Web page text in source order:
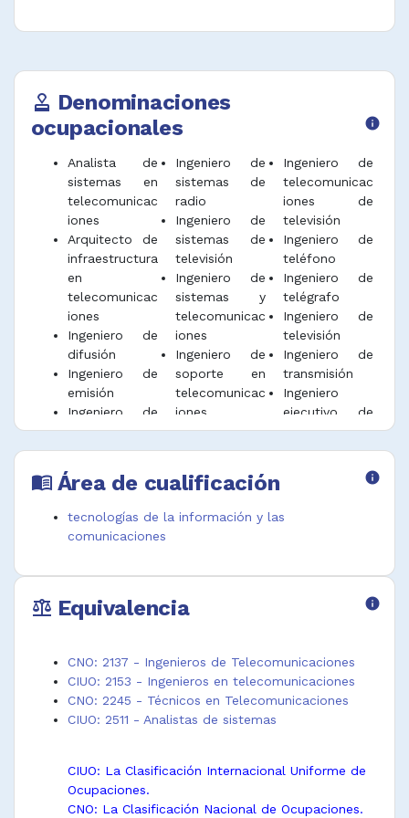
Dirigir y supervisar la interpretación de
diseños, planos, procedimientos y manuales
requeridos en la implementación de redes de
Desempeñar funciones afines.
approval Denominaciones
ocupacionales
info
Analista de
sistemas en
telecomunicac
iones
Arquitecto de
infraestructura
en
telecomunicac
iones
Ingeniero de
difusión
Ingeniero de
emisión
Ingeniero de
radar
Ingeniero de
radio
Ingeniero de
Ingeniero de
Ingeniero de
señal y
telecomunicac
iones
Ingeniero de
sistemas de
radio
Ingeniero de
sistemas de
televisión
Ingeniero de
sistemas y
telecomunicac
iones
Ingeniero de
soporte en
telecomunicac
iones
Ingeniero de
telecomunicac
Ingeniero de
iones de radar
Ingeniero de
teléfonos
Ingeniero de
telecomunicac
iones de
televisión
Ingeniero de
teléfono
Ingeniero de
telégrafo
Ingeniero de
televisión
Ingeniero de
transmisión
Ingeniero
ejecutivo de
cuenta en
telecomunicac
Interventor de
telecomunicac
telecomunicac
iones
menu_book Área de cualificación info
tecnologías de la información y las
comunicaciones
balance Equivalencia info
CNO: 2137 - Ingenieros de Telecomunicaciones
CIUO: 2153 - Ingenieros en telecomunicaciones
CNO: 2245 - Técnicos en Telecomunicaciones
CIUO: 2511 - Analistas de sistemas
CIUO: La Clasificación Internacional Uniforme de
Ocupaciones.
CNO: La Clasificación Nacional de Ocupaciones.